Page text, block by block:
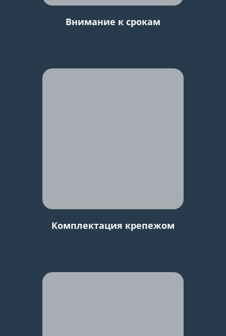
Внимание к срокам
Комплектация крепежом